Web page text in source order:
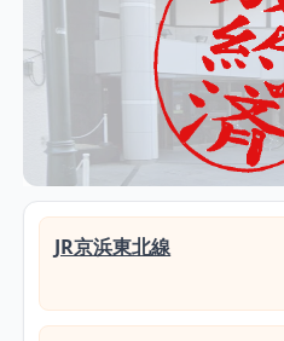
JR京浜東北線